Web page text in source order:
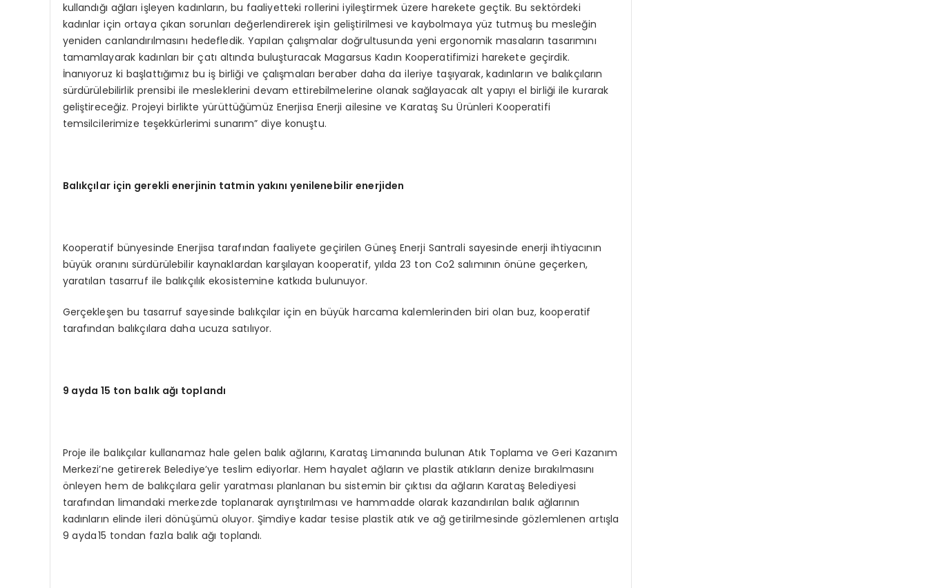
kullandığı ağları işleyen kadınların, bu faaliyetteki rollerini iyileştirmek üzere harekete geçtik. Bu sektördeki
kadınlar için ortaya çıkan sorunları değerlendirerek işin geliştirilmesi ve kaybolmaya yüz tutmuş bu mesleğin
yeniden canlandırılmasını hedefledik. Yapılan çalışmalar doğrultusunda yeni ergonomik masaların tasarımını
tamamlayarak kadınları bir çatı altında buluşturacak Magarsus Kadın Kooperatifimizi harekete geçirdik.
İnanıyoruz ki başlattığımız bu iş birliği ve çalışmaları beraber daha da ileriye taşıyarak, kadınların ve balıkçıların
sürdürülebilirlik prensibi ile mesleklerini devam ettirebilmelerine olanak sağlayacak alt yapıyı el birliği ile kurarak
geliştireceğiz. Projeyi birlikte yürüttüğümüz Enerjisa Enerji ailesine ve Karataş Su Ürünleri Kooperatifi
temsilcilerimize teşekkürlerimi sunarım” diye konuştu.
Balıkçılar için gerekli enerjinin tatmin yakını yenilenebilir enerjiden
Kooperatif bünyesinde Enerjisa tarafından faaliyete geçirilen Güneş Enerji Santrali sayesinde enerji ihtiyacının
büyük oranını sürdürülebilir kaynaklardan karşılayan kooperatif, yılda 23 ton Co2 salımının önüne geçerken,
yaratılan tasarruf ile balıkçılık ekosistemine katkıda bulunuyor.
Gerçekleşen bu tasarruf sayesinde balıkçılar için en büyük harcama kalemlerinden biri olan buz, kooperatif
tarafından balıkçılara daha ucuza satılıyor.
9 ayda 15 ton balık ağı toplandı
Proje ile balıkçılar kullanamaz hale gelen balık ağlarını, Karataş Limanında bulunan Atık Toplama ve Geri Kazanım
Merkezi’ne getirerek Belediye’ye teslim ediyorlar. Hem hayalet ağların ve plastik atıkların denize bırakılmasını
önleyen hem de balıkçılara gelir yaratması planlanan bu sistemin bir çıktısı da ağların Karataş Belediyesi
tarafından limandaki merkezde toplanarak ayrıştırılması ve hammadde olarak kazandırılan balık ağlarının
kadınların elinde ileri dönüşümü oluyor. Şimdiye kadar tesise plastik atık ve ağ getirilmesinde gözlemlenen artışla
9 ayda 15 tondan fazla balık ağı toplandı.